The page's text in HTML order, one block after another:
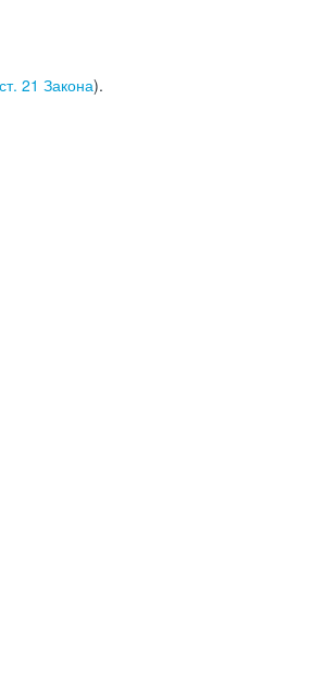
ст. 21 Закона).